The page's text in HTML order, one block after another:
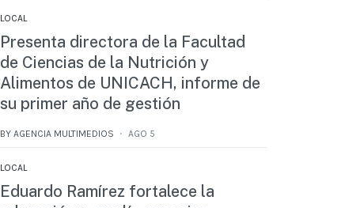
LOCAL
Presenta directora de la Facultad
de Ciencias de la Nutrición y
Alimentos de UNICACH, informe de
su primer año de gestión
BY AGENCIA MULTIMEDIOS AGO 5
LOCAL
Eduardo Ramírez fortalece la